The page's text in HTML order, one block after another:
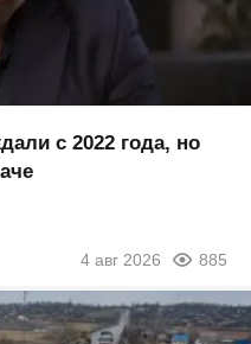
с 2022 года, но
4 авг 2026 885